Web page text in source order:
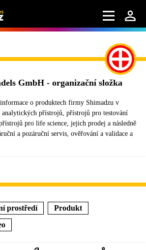
GmbH - organizační složka
o produktech firmy Shimadzu v
analytických přístrojů, přístrojů pro testování
pro life science, jejich prodej a následně
a pozáruční servis, ověřování a validace a
prostředí
Produkt